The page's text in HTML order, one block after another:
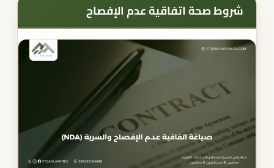
شروط صحة اتفاقية عدم الإفصاح